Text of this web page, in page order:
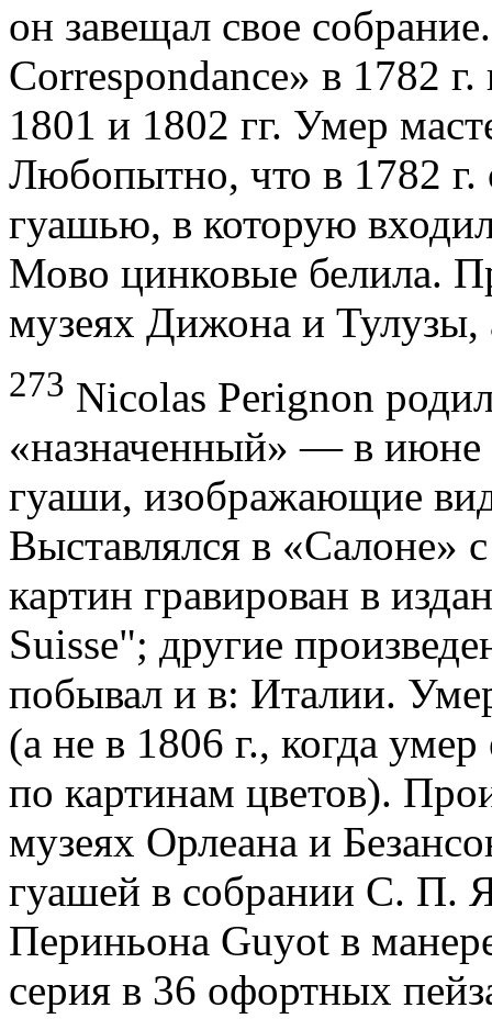
он завещал свое
Correspondance» в 1782
1801 и 1802 гг. Умер
Любопытно, что в 1782 г.
гуашью, в которую
Мово цинковые белила.
музеях Дижона и Тулузы,
273 Nicolas Perignon
«назначенный» — в июне
гуаши, изображающие
Выставлялся в «Салоне»
картин гравирован в
Suisse"; другие
побывал и в: Италии.
(а не в 1806 г., когда
по картинам цветов).
музеях Орлеана и
гуашей в собрании С. П.
Периньона Guyot в
серия в 36 офортных